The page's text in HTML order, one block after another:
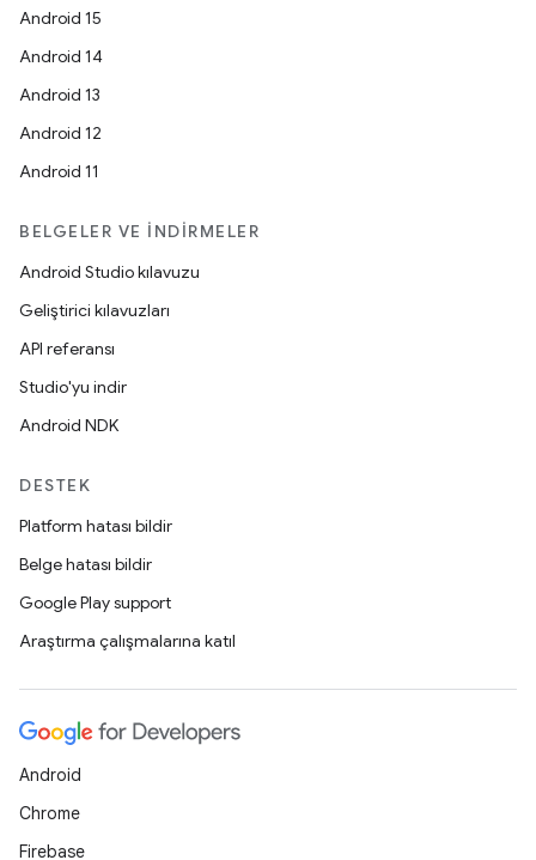
Android 15
Android 14
Android 13
Android 12
Android 11
BELGELER VE İNDIRMELER
Android Studio kılavuzu
Geliştirici kılavuzları
API referansı
Studio'yu indir
Android NDK
DESTEK
Platform hatası bildir
Belge hatası bildir
Google Play support
Araştırma çalışmalarına katıl
Android
Chrome
Firebase